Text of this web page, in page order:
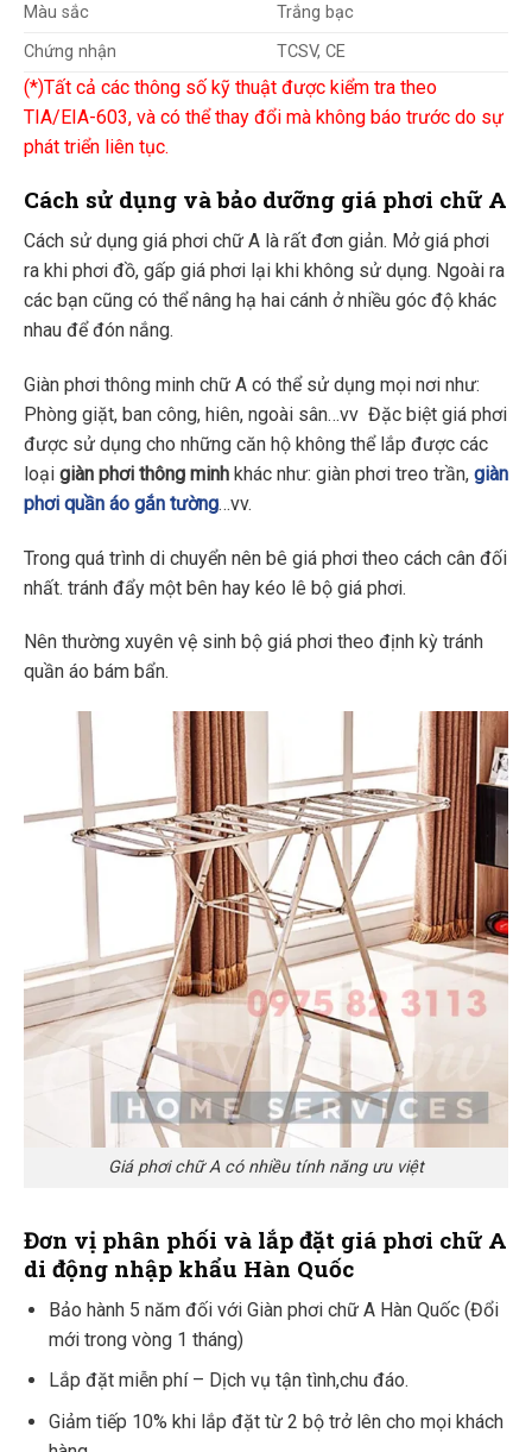
Màu sắc
Trắng bạc
Chứng nhận
TCSV, CE
(*)Tất cả các thông số kỹ thuật được kiểm tra theo
TIA/EIA-603, và có thể thay đổi mà không báo trước do sự
phát triển liên tục.
Cách sử dụng và bảo dưỡng giá phơi chữ A
Cách sử dụng giá phơi chữ A là rất đơn giản. Mở giá phơi
ra khi phơi đồ, gấp giá phơi lại khi không sử dụng. Ngoài ra
các bạn cũng có thể nâng hạ hai cánh ở nhiều góc độ khác
nhau để đón nắng.
Giàn phơi thông minh chữ A có thể sử dụng mọi nơi như:
Phòng giặt, ban công, hiên, ngoài sân…vv Đặc biệt giá phơi
được sử dụng cho những căn hộ không thể lắp được các
loại giàn phơi thông minh khác như: giàn phơi treo trần, giàn
phơi quần áo gắn tường…vv.
Trong quá trình di chuyển nên bê giá phơi theo cách cân đối
nhất. tránh đẩy một bên hay kéo lê bộ giá phơi.
Nên thường xuyên vệ sinh bộ giá phơi theo định kỳ tránh
quần áo bám bẩn.
Giá phơi chữ A có nhiều tính năng ưu việt
Đơn vị phân phối và lắp đặt giá phơi chữ A
di động nhập khẩu Hàn Quốc
Bảo hành 5 năm đối với Giàn phơi chữ A Hàn Quốc (Đổi
mới trong vòng 1 tháng)
Lắp đặt miễn phí – Dịch vụ tận tình,chu đáo.
Giảm tiếp 10% khi lắp đặt từ 2 bộ trở lên cho mọi khách